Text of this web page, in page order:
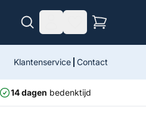
Klantenservice Contact
14 dagen bedenktijd